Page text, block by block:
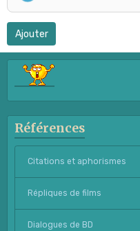
Ajouter
Références
Citations et aphorismes
Répliques de films
Dialogues de BD